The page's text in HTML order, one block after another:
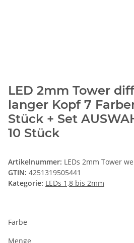
LED 2mm Tower
langer Kopf 7
Stück + Set
10 Stück
Artikelnummer: LEDs 2mm Tower
GTIN: 4251319505441
Kategorie: LEDs 1,8 bis 2mm
Farbe
Menge